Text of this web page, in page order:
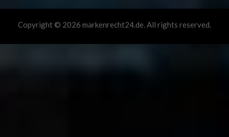
Copyright © 2026 markenrecht24.de. All rights reserved.